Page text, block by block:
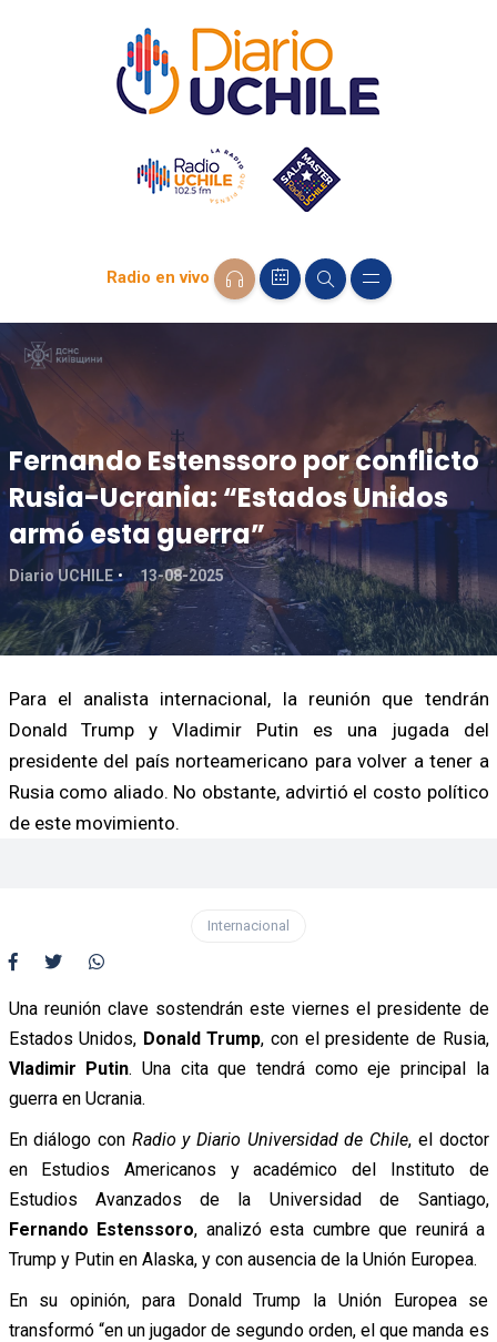
Radio en vivo
Fernando Estenssoro por conflicto
Rusia-Ucrania: “Estados Unidos
armó esta guerra”
Diario UCHILE 13-08-2025
Para el analista internacional, la reunión que tendrán
Donald Trump y Vladimir Putin es una jugada del
presidente del país norteamericano para volver a tener a
Rusia como aliado. No obstante, advirtió el costo político
de este movimiento.
Internacional
Una reunión clave sostendrán este viernes el presidente de
Estados Unidos, Donald Trump, con el presidente de Rusia,
Vladimir Putin. Una cita que tendrá como eje principal la
guerra en Ucrania.
En diálogo con Radio y Diario Universidad de Chile, el doctor
en Estudios Americanos y académico del Instituto de
Estudios Avanzados de la Universidad de Santiago,
Fernando Estenssoro, analizó esta cumbre que reunirá a
Trump y Putin en Alaska, y con ausencia de la Unión Europea.
En su opinión, para Donald Trump la Unión Europea se
transformó “en un jugador de segundo orden, el que manda es